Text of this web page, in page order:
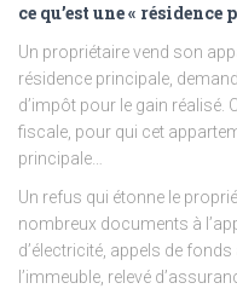
ce qu’est une «
Un propriétaire vend son
résidence principale,
d’impôt pour le gain réalisé.
fiscale, pour qui cet
principale…
Un refus qui étonne le
nombreux documents à
d’électricité, appels de
l’immeuble, relevé